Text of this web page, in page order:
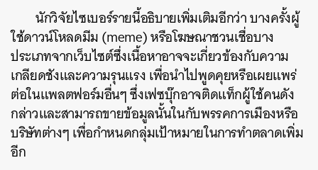
นักวิจัยไซเบอร์รายนี้อธิบายเพิ่มเติมอีกว่า บางครั้งผู้
ใช้ดาวน์โหลดมีม (meme) หรือโฆษณาชวนเชื่อบาง
ประเภทจากเว็บไซต์ซึ่งเนื้อหาอาจจะเกี่ยวข้องกับความ
เกลียดชังและความรุนแรง เพื่อนำไปพูดคุยหรือเผยแพร่
ต่อในแพลตฟอร์มอื่นๆ ซึ่งเฟซบุ๊กอาจติดแท็กผู้ใช้คนดัง
กล่าวและสามารถขายข้อมูลนั้นในกับพรรคการเมืองหรือ
บริษัทต่างๆ เพื่อกำหนดกลุ่มเป้าหมายในการทำตลาดเพิ่ม
อีก